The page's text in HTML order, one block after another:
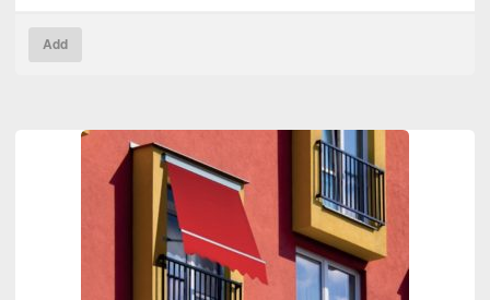
Add
Le
opzioni
possono